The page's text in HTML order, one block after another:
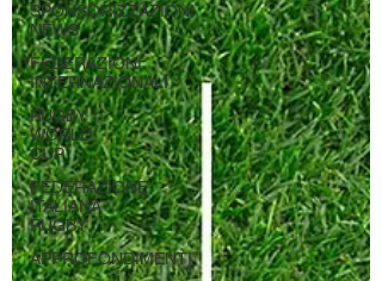
SPONSORIZZAZIONI
NEWS
FEDERAZIONI
INTERNAZIONALI
RUGBY
WORLD
CUP
FEDERAZIONE
ITALIANA
RUGBY
APPROFONDIMENTI